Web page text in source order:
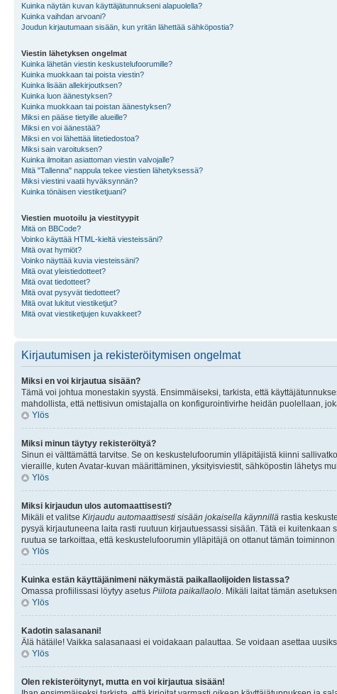
Kuinka näytän kuvan käyttäjätunnukseni alapuolella?
Kuinka vaihdan arvoani?
Joudun kirjautumaan sisään, kun yritän lähettää sähköpostia?
Viestin lähetyksen ongelmat
Kuinka lähetän viestin keskustelufoorumille?
Kuinka muokkaan tai poista viestin?
Kuinka lisään allekirjoutksen?
Kuinka luon äänestyksen?
Kuinka muokkaan tai poistan äänestyksen?
Miksi en pääse tietyille alueille?
Miksi en voi äänestää?
Miksi en voi lähettää liitetiedostoa?
Miksi sain varoituksen?
Kuinka ilmoitan asiattoman viestin valvojalle?
Mitä "Tallenna" nappula tekee viestien lähetyksessä?
Miksi viestini vaatii hyväksynnän?
Kuinka tönäisen viestiketjuani?
Viestien muotoilu ja viestityypit
Mitä on BBCode?
Voinko käyttää HTML-kieltä viesteissäni?
Mitä ovat hymiöt?
Voinko näyttää kuvia viesteissäni?
Mitä ovat yleistiedotteet?
Mitä ovat tiedotteet?
Mitä ovat pysyvät tiedotteet?
Mitä ovat lukitut viestiketjut?
Mitä ovat viestiketjujen kuvakkeet?
Kirjautumisen ja rekisteröitymisen ongelmat
Miksi en voi kirjautua sisään?
Tämä voi johtua monestakin syystä. Ensimmäiseksi, tarkista, että
mahdollista, että nettisivun omistajalla on konfigurointivirhe heidän puolellaan,
Ylös
Miksi minun täytyy rekisteröityä?
Sinun ei välttämättä tarvitse. Se on keskustelufoorumin ylläpitäjistä kiinni
vieraille, kuten Avatar-kuvan määrittäminen, yksityisviestit, sähköpostin lähetys
Ylös
Miksi kirjaudun ulos automaattisesti?
Mikäli et valitse Kirjaudu automaattisesti sisään jokaisella käynnillä rastia
pysyä kirjautuneena laita rasti ruutuun kirjautuessassi sisään. Tätä ei
ruutua se tarkoittaa, että keskustelufoorumin ylläpitäjä on ottanut tämän toiminnon
Ylös
Kuinka estän käyttäjänimeni näkymästä paikallaolijoiden listassa?
Omassa profiilissasi löytyy asetus Piilota paikallaolo . Mikäli laitat tämän
Ylös
Kadotin salasanani!
Älä hätäile! Vaikka salasanaasi ei voidakaan palauttaa. Se voidaan asettaa
Ylös
Olen rekisteröitynyt, mutta en voi kirjautua sisään!